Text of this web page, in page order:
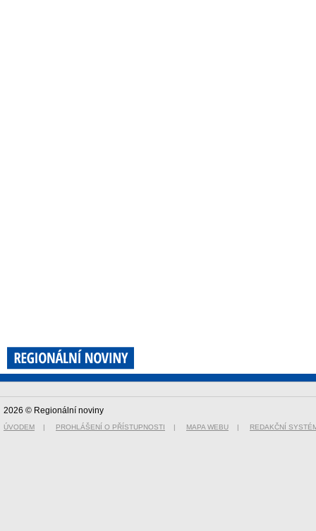
2026 © Regionální noviny
ÚVODEM | PROHLÁŠENÍ O PŘÍSTUPNOSTI | MAPA WEBU | REDAKČNÍ